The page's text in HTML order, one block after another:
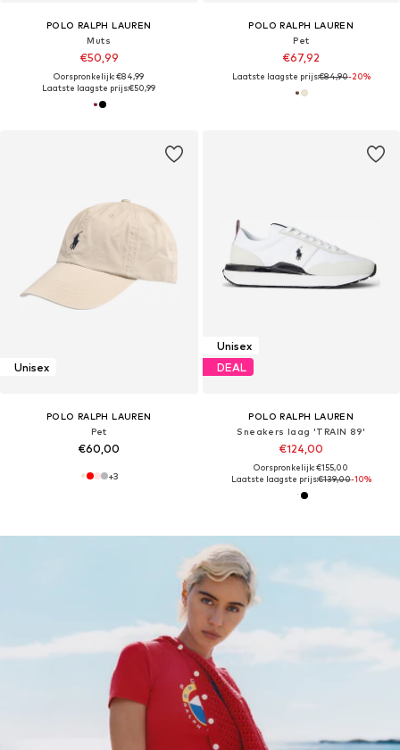
POLO RALPH LAUREN
Muts
€50,99
Oorspronkelijk: €84,99
Laatste laagste prijs:€50,99
POLO RALPH LAUREN
Pet
€67,92
Laatste laagste prijs:€84,90-20%
Unisex
POLO RALPH LAUREN
Pet
€60,00
+3
Unisex
DEAL
POLO RALPH LAUREN
Sneakers laag 'TRAIN 89'
€124,00
Oorspronkelijk: €155,00
Laatste laagste prijs:€139,00-10%